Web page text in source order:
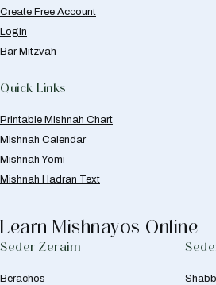
Create Free Account
Login
Bar Mitzvah
Quick Links
Printable Mishnah Chart
Mishnah Calendar
Mishnah Yomi
Mishnah Hadran Text
Learn Mishnayos Online
Seder Zeraim
Berachos